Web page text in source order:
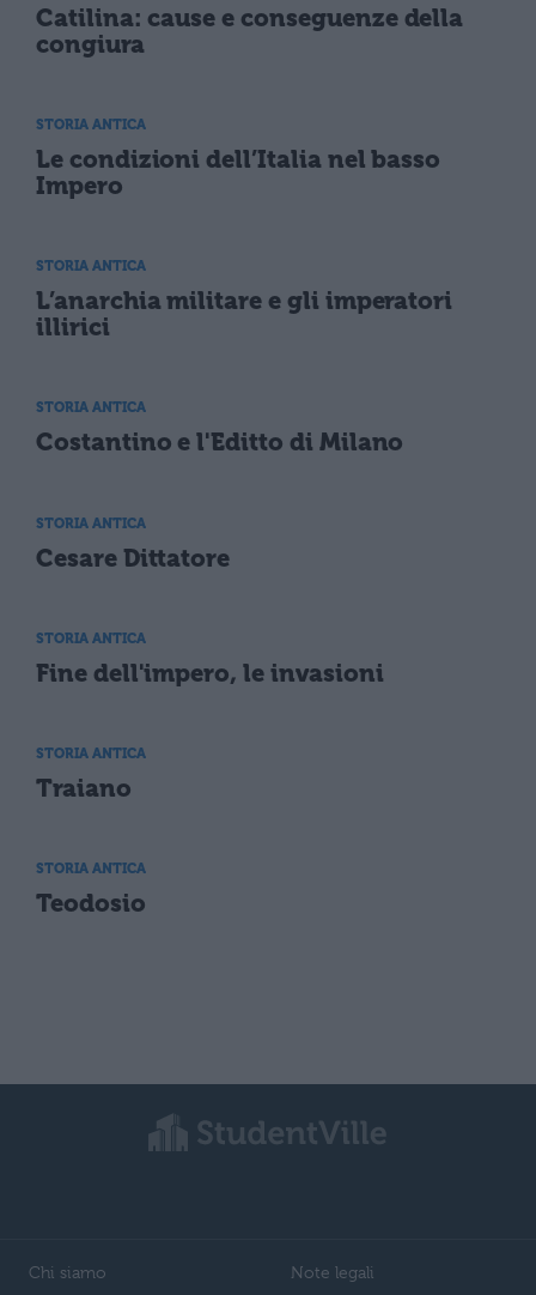
Catilina: cause e conseguenze della
congiura
STORIA ANTICA
Le condizioni dell’Italia nel basso
Impero
STORIA ANTICA
L’anarchia militare e gli imperatori
illirici
STORIA ANTICA
Costantino e l'Editto di Milano
STORIA ANTICA
Cesare Dittatore
STORIA ANTICA
Fine dell'impero, le invasioni
STORIA ANTICA
Traiano
STORIA ANTICA
Teodosio
Chi siamo Note legali